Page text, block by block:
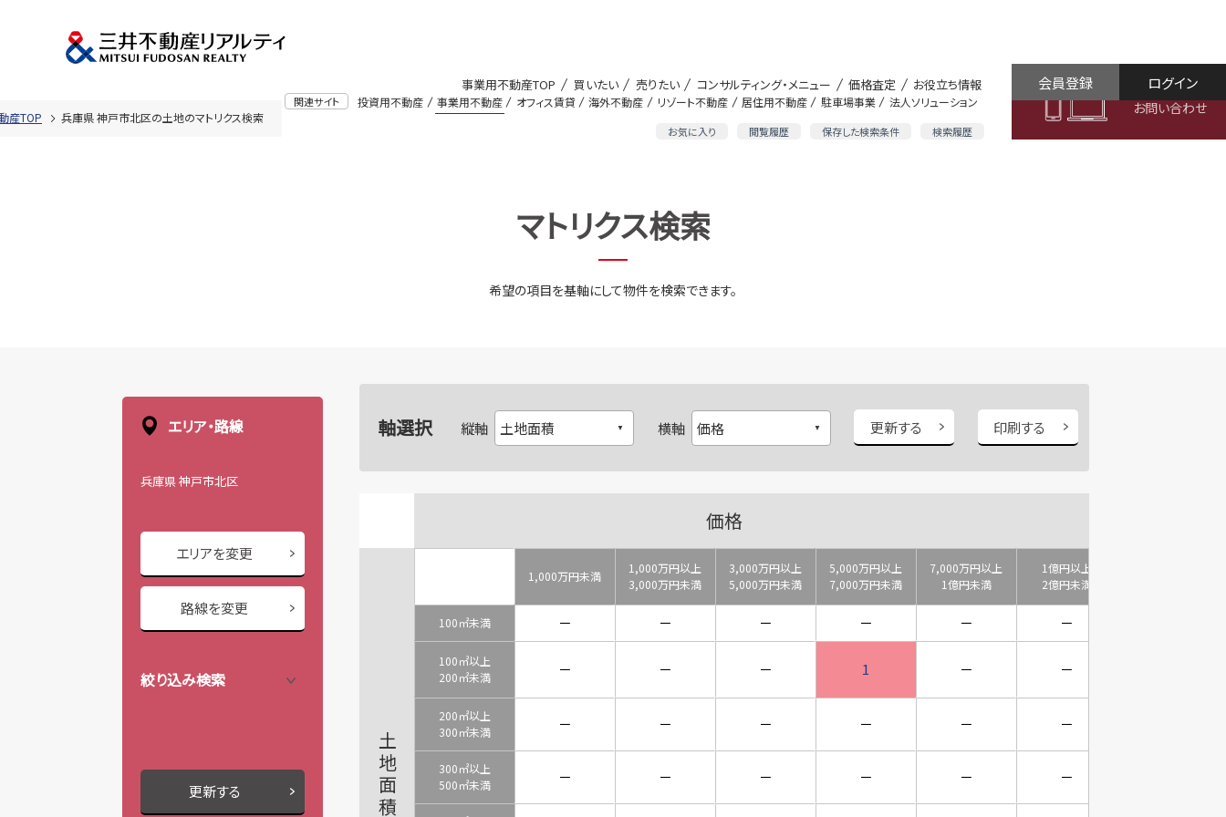
関連サイト 投資用不動産 事業用不動産 オフィス賃貸 海外不動産 リゾート不動産 居住用不動産 駐車場事業 法人ソリューション
お気に入り 閲覧履歴 保存した検索条件 検索履歴
事業用不動産TOP 買いたい 売りたい コンサルティング・メニュー 価格査定 お役立ち情報
お問い合わせ
ログイン
会員登録
産TOP 兵庫県 神戸市北区の土地のマトリクス検索
マトリクス検索
希望の項目を基軸にして物件を検索できます。
エリア・路線
兵庫県 神戸市北区
エリアを変更
路線を変更
絞り込み検索
更新する
軸選択 縦軸 横軸 更新する 印刷する
価格
土地面積
1,000万円未満
1,000万円以上
3,000万円未満
3,000万円以上
5,000万円未満
5,000万円以上
7,000万円未満
7,000万円以上
1億円未満
1億円以上
2億円未満
100㎡未満 － － － － － －
100㎡以上
200㎡未満
－ － － 1 － －
200㎡以上
300㎡未満
－ － － － － －
300㎡以上
500㎡未満
－ － － － － －